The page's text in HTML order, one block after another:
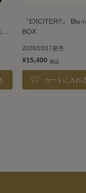
『EXCITER!!』 Blu-
BOX
2026/10/17発売
¥15,400
カートに入れ